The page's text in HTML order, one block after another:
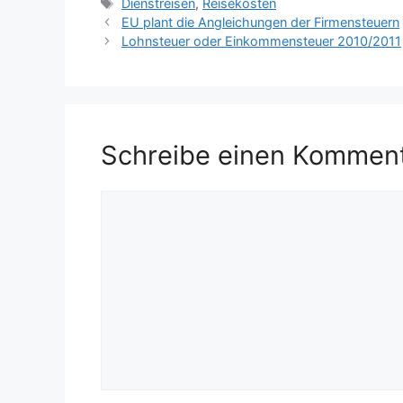
Dienstreisen, Reisekosten
EU plant die Angleichungen der Firmensteuern
Lohnsteuer oder Einkommensteuer 2010/2011
Schreibe einen